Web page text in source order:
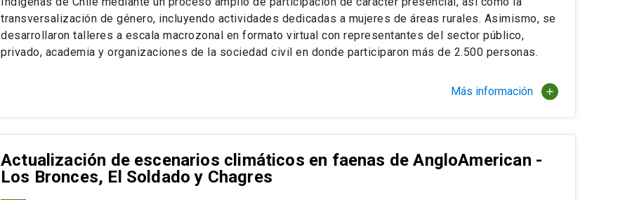
transversalización de género, incluyendo actividades dedicadas a mujeres de áreas rurales. Asimismo, se
desarrollaron talleres a escala macrozonal en formato virtual con representantes del sector público,
privado, academia y organizaciones de la sociedad civil en donde participaron más de 2.500 personas.
Más información add
Actualización de escenarios climáticos en faenas de AngloAmerican -
Los Bronces, El Soldado y Chagres